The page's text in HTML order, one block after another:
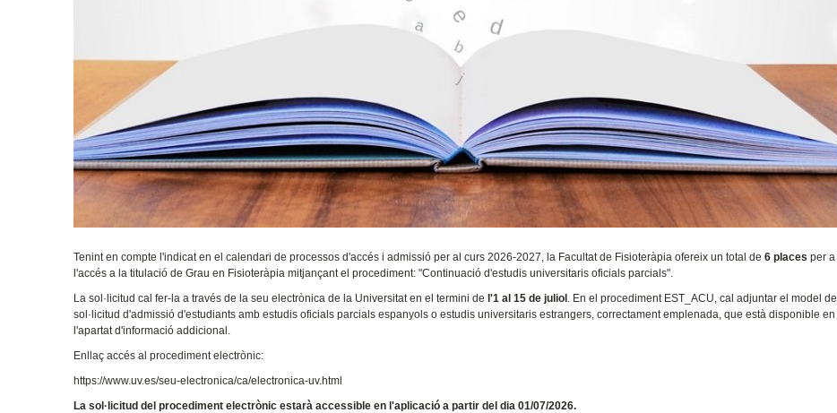
Tenint en compte l'indicat en el calendari de processos d'accés i admissió per al curs 2026-2027, la Facultat de Fisioteràpia ofereix un total de6 places per a
l'accés a la titulació de Grau en Fisioteràpia mitjançant el procediment: "Continuació d'estudis universitaris oficials parcials".
La sol·licitud cal fer-la a través de la seu electrònica de la Universitat en el termini de l'1 al 15 de juliol . En el procediment EST_ACU, cal adjuntar el model de
sol·licitud d'admissió d'estudiants amb estudis oficials parcials espanyols o estudis universitaris estrangers, correctament emplenada, que està disponible en
l'apartat d'informació addicional.
Enllaç accés al procediment electrònic:
https://www.uv.es/seu-electronica/ca/electronica-uv.html
La sol·licitud del procediment electrònic estarà accessible en l'aplicació a partir del dia 01/07/2026.